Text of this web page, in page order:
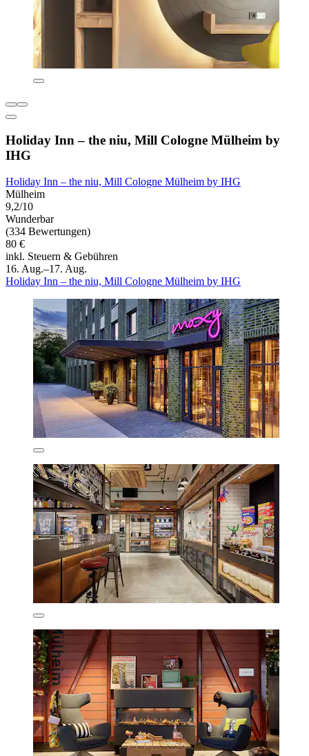
Holiday Inn – the niu, Mill Cologne Mülheim by
IHG
Holiday Inn – the niu, Mill Cologne Mülheim by IHG
Mülheim
9,2/10
Wunderbar
(334 Bewertungen)
80 €
inkl. Steuern & Gebühren
16. Aug.–17. Aug.
Holiday Inn – the niu, Mill Cologne Mülheim by IHG